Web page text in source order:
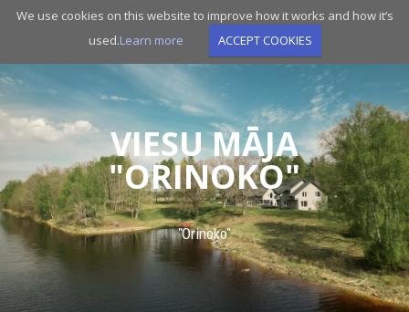
We use cookies on this website to improve how it works and how it’s
used.Learn more ACCEPT COOKIES
Skip
navigation
VIESU MĀJA
"ORINOKO"
"Orinoko"